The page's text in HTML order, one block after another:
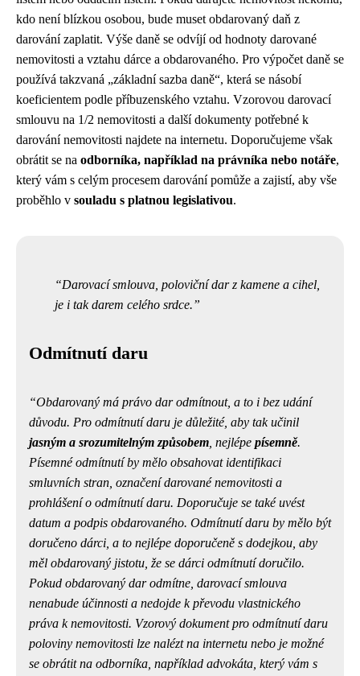
kdo není blízkou osobou, bude muset obdarovaný daň z
darování zaplatit. Výše daně se odvíjí od hodnoty darované
nemovitosti a vztahu dárce a obdarovaného. Pro výpočet daně se
používá takzvaná „základní sazba daně“, která se násobí
koeficientem podle příbuzenského vztahu. Vzorovou darovací
smlouvu na 1/2 nemovitosti a další dokumenty potřebné k
darování nemovitosti najdete na internetu. Doporučujeme však
obrátit se na odborníka, například na právníka nebo notáře,
který vám s celým procesem darování pomůže a zajistí, aby vše
proběhlo v souladu s platnou legislativou.
Darovací smlouva, poloviční dar z kamene a cihel,
je i tak darem celého srdce.
Odmítnutí daru
Obdarovaný má právo dar odmítnout, a to i bez udání
důvodu. Pro odmítnutí daru je důležité, aby tak učinil
jasným a srozumitelným způsobem , nejlépe písemně.
Písemné odmítnutí by mělo obsahovat identifikaci
smluvních stran, označení darované nemovitosti a
prohlášení o odmítnutí daru. Doporučuje se také uvést
datum a podpis obdarovaného. Odmítnutí daru by mělo být
doručeno dárci, a to nejlépe doporučeně s dodejkou, aby
měl obdarovaný jistotu, že se dárci odmítnutí doručilo.
Pokud obdarovaný dar odmítne, darovací smlouva
nenabude účinnosti a nedojde k převodu vlastnického
práva k nemovitosti. Vzorový dokument pro odmítnutí daru
poloviny nemovitosti lze nalézt na internetu nebo je možné
se obrátit na odborníka, například advokáta, který vám s